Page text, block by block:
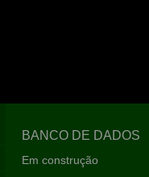
BANCO DE DADOS
Em construção